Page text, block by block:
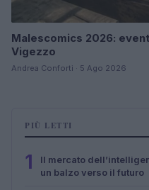
Malescomics 2026:
Vigezzo
Andrea Conforti · 5 Ago 2026
PIÙ LETTI
1
Il mercato
un balzo verso il futuro